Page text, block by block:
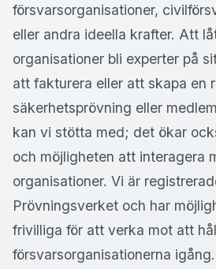
försvarsorganisationer,
eller andra ideella krafter. Att
organisationer bli experter på
att fakturera eller att skapa en
säkerhetsprövning eller
kan vi stötta med; det ökar
och möjligheten att interagera
organisationer. Vi är
Prövningsverket och har
frivilliga för att verka mot att
försvarsorganisationerna